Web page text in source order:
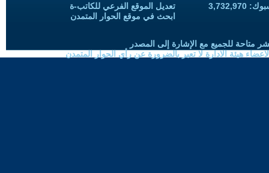
تعديل الموقع الفرعي للكاتب-ة
ابحث في موقع الحوار المتمدن
متاحة للجميع مع الإشارة إلى المصدر
هيئة الادارة لا تعبر بالضرورة عن رأي الحوار المتمدن